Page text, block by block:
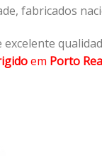
fabricados
excelente
em Porto